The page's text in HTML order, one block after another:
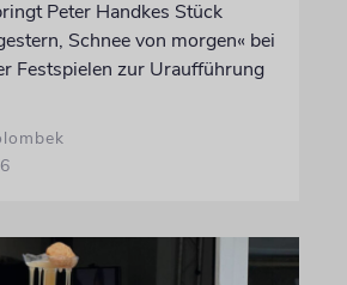
Peter Handkes Stück
Schnee von morgen« bei
Festspielen zur Uraufführung